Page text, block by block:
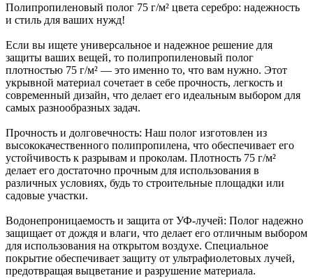
Полипропиленовый полог 75 г/м² цвета серебро: надежность
и стиль для ваших нужд!
Если вы ищете универсальное и надежное решение для
защиты ваших вещей, то полипропиленовый полог
плотностью 75 г/м² — это именно то, что вам нужно. Этот
укрывной материал сочетает в себе прочность, легкость и
современный дизайн, что делает его идеальным выбором для
самых разнообразных задач.
Прочность и долговечность: Наш полог изготовлен из
высококачественного полипропилена, что обеспечивает его
устойчивость к разрывам и проколам. Плотность 75 г/м²
делает его достаточно прочным для использования в
различных условиях, будь то строительные площадки или
садовые участки.
Водонепроницаемость и защита от УФ-лучей: Полог надежно
защищает от дождя и влаги, что делает его отличным выбором
для использования на открытом воздухе. Специальное
покрытие обеспечивает защиту от ультрафиолетовых лучей,
предотвращая выцветание и разрушение материала.